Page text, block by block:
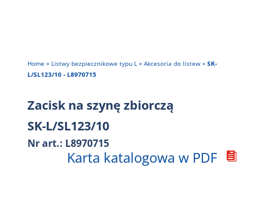
Home » Listwy bezpiecznikowe typu L» Akcesoria do listew» SK-
L/SL123/10 - L8970715
Zacisk na szynę zbiorczą
SK-L/SL123/10
Nr art.: L8970715

Karta katalogowa w PDF